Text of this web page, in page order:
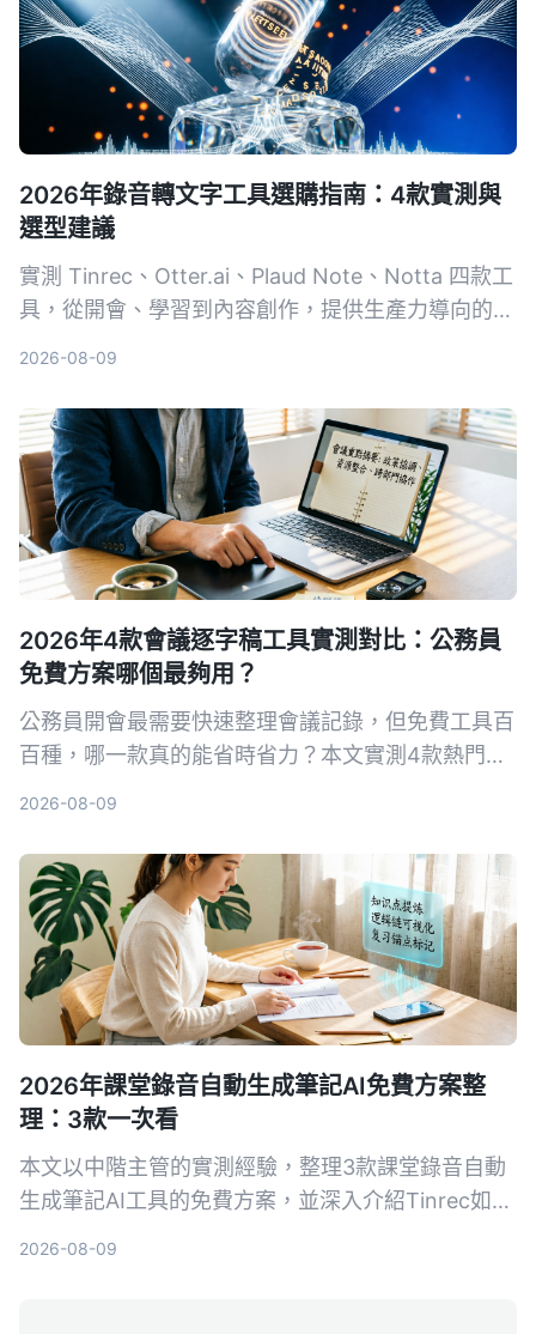
2026年錄音轉文字工具選購指南：4款實測與
選型建議
實測 Tinrec、Otter.ai、Plaud Note、Notta 四款工
具，從開會、學習到內容創作，提供生產力導向的選
2026-08-09
2026年4款會議逐字稿工具實測對比：公務員
免費方案哪個最夠用？
公務員開會最需要快速整理會議記錄，但免費工具百
百種，哪一款真的能省時省力？本文實測4款熱門AI
2026-08-09
2026年課堂錄音自動生成筆記AI免費方案整
理：3款一次看
本文以中階主管的實測經驗，整理3款課堂錄音自動
生成筆記AI工具的免費方案，並深入介紹Tinrec如何
2026-08-09